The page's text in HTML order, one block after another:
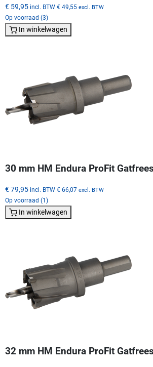
€ 59,95 incl. BTW € 49,55 excl. BTW
Op voorraad (3)
In winkelwagen
30 mm HM Endura ProFit Gatfrees
€ 79,95 incl. BTW € 66,07 excl. BTW
Op voorraad (1)
In winkelwagen
32 mm HM Endura ProFit Gatfrees